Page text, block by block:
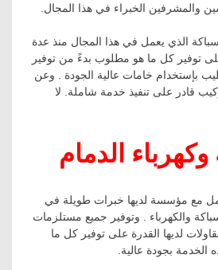
والمشرفين الخبراء في هذا المجال.
الذي يعمل في هذا المجال منذ عدة
توفير كل ما هو مطلوب بدءً من توفير
بإستخدام خامات عالية الجودة . وعن
قادر على تنفيذ خدمة شاملة. لا
الدمام
مع مؤسسة لديها خبرات طويلة في
والكهرباء . وتوفير جميع مستلزمات
لديها القدرة على توفير كل ما
بجودة عالية.